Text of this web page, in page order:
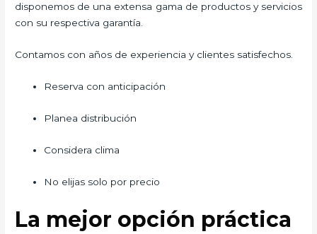
disponemos de una extensa gama de productos y servicios
con su respectiva garantía.
Contamos con años de experiencia y clientes satisfechos.
Reserva con anticipación
Planea distribución
Considera clima
No elijas solo por precio
La mejor opción práctica